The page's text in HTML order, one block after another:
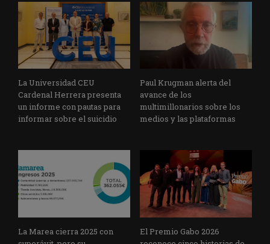
La Universidad CEU
Cardenal Herrera presenta
un informe con pautas para
informar sobre el suicidio
Paul Krugman alerta del
avance de los
multimillonarios sobre los
medios y las plataformas
La Marea cierra 2025 con
El Premio Gabo 2026